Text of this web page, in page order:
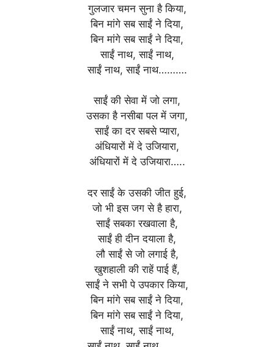
गुलजार चमन सुना है किया,
बिन मांगे सब साईं ने दिया,
बिन मांगे सब साईं ने दिया,
साईं नाथ, साईं नाथ,
साईं नाथ, साईं नाथ……….
साईं की सेवा में जो लगा,
उसका है नसीबा पल में जगा,
साईं का दर सबसे प्यारा,
अंधियारों में दे उजियारा,
अंधियारों में दे उजियारा…..
दर साईं के उसकी जीत हुई,
जो भी इस जग से है हारा,
साईं सबका रखवाला है,
साईं ही दीन दयाला है,
लौ साईं से जो लगाई है,
खुशहाली की राहें पाई हैं,
साईं ने सभी पे उपकार किया,
बिन मांगे सब साईं ने दिया,
बिन मांगे सब साईं ने दिया,
साईं नाथ, साईं नाथ,